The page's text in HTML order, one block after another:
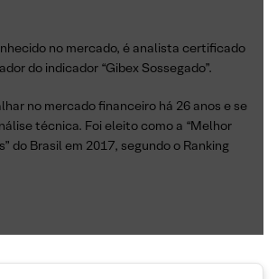
no mercado, é analista certificado
do indicador “Gibex Sossegado”.
no mercado financeiro há 26 anos e se
técnica. Foi eleito como a “Melhor
do Brasil em 2017, segundo o Ranking